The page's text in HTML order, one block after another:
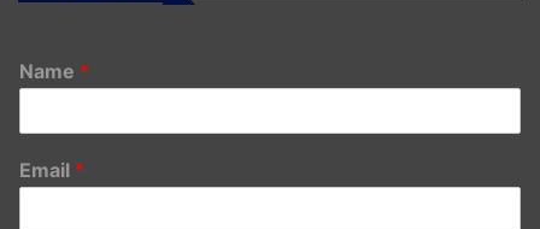
Name *
Email *